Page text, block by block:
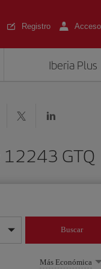
Registro Acceso
Iberia Plus
12243 GTQ
Buscar
Más Económica